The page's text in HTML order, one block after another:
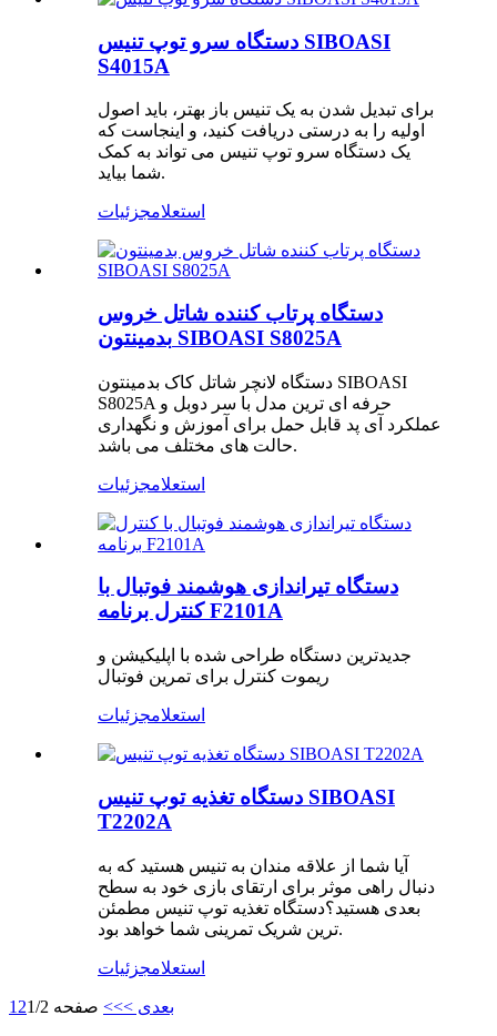
دستگاه سرو توپ تنیس SIBOASI
S4015A
برای تبدیل شدن به یک تنیس باز بهتر، باید اصول
اولیه را به درستی دریافت کنید، و اینجاست که
یک دستگاه سرو توپ تنیس می تواند به کمک
شما بیاید.
استعلامجزئیات
دستگاه پرتاب کننده شاتل خروس
بدمینتون SIBOASI S8025A
دستگاه لانچر شاتل کاک بدمینتون SIBOASI
S8025A حرفه ای ترین مدل با سر دوبل و
عملکرد آی پد قابل حمل برای آموزش و نگهداری
حالت های مختلف می باشد.
استعلامجزئیات
دستگاه تیراندازی هوشمند فوتبال با
کنترل برنامه F2101A
جدیدترین دستگاه طراحی شده با اپلیکیشن و
ریموت کنترل برای تمرین فوتبال
استعلامجزئیات
دستگاه تغذیه توپ تنیس SIBOASI
T2202A
آیا شما از علاقه مندان به تنیس هستید که به
دنبال راهی موثر برای ارتقای بازی خود به سطح
بعدی هستید؟دستگاه تغذیه توپ تنیس مطمئن
ترین شریک تمرینی شما خواهد بود.
استعلامجزئیات
1 2 بعدی >>> صفحه 1/2